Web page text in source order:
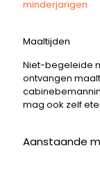
minderjarigen
Maaltijden
Niet-begeleide
ontvangen
mag ook zelf
Aanstaande